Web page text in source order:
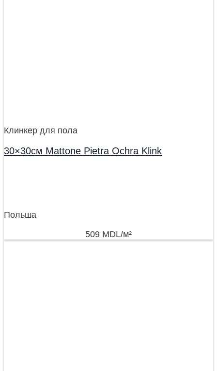
Клинкер для пола
30×30см Mattone Pietra Ochra Klink
Польша
509 MDL/м²